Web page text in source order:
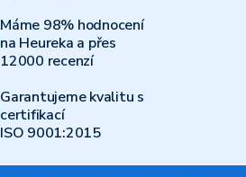
Máme 98% hodnocení
na Heureka a přes
12000 recenzí
Garantujeme kvalitu s
certifikací
ISO 9001:2015